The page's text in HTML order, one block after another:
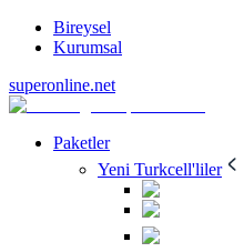
Bireysel
Kurumsal
superonline.net
Paketler
Yeni Turkcell'liler